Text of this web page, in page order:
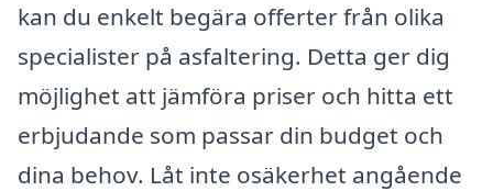
kan du enkelt begära offerter från olika
specialister på asfaltering. Detta ger dig
möjlighet att jämföra priser och hitta ett
erbjudande som passar din budget och
dina behov. Låt inte osäkerhet angående